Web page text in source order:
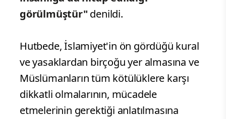
görülmüştür" denildi.
Hutbede, İslamiyet'in ön gördüğü kural
ve yasaklardan birçoğu yer almasına ve
Müslümanların tüm kötülüklere karşı
dikkatli olmalarının, mücadele
etmelerinin gerektiği anlatılmasına